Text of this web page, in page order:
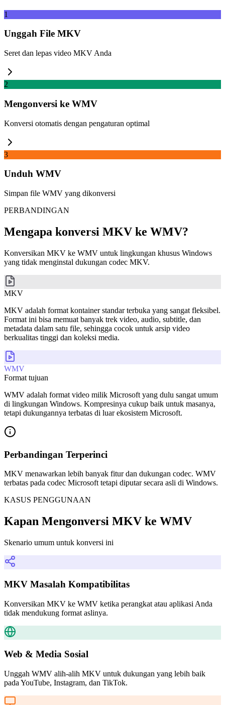
1
Unggah File MKV
Seret dan lepas video MKV Anda
2
Mengonversi ke WMV
Konversi otomatis dengan pengaturan optimal
3
Unduh WMV
Simpan file WMV yang dikonversi
PERBANDINGAN
Mengapa konversi MKV ke WMV?
Konversikan MKV ke WMV untuk lingkungan khusus Windows
yang tidak menginstal dukungan codec MKV.
MKV
MKV adalah format kontainer standar terbuka yang sangat fleksibel.
Format ini bisa memuat banyak trek video, audio, subtitle, dan
metadata dalam satu file, sehingga cocok untuk arsip video
berkualitas tinggi dan koleksi media.
WMV
Format tujuan
WMV adalah format video milik Microsoft yang dulu sangat umum
di lingkungan Windows. Kompresinya cukup baik untuk masanya,
tetapi dukungannya terbatas di luar ekosistem Microsoft.
Perbandingan Terperinci
MKV menawarkan lebih banyak fitur dan dukungan codec. WMV
terbatas pada codec Microsoft tetapi diputar secara asli di Windows.
KASUS PENGGUNAAN
Kapan Mengonversi MKV ke WMV
Skenario umum untuk konversi ini
MKV Masalah Kompatibilitas
Konversikan MKV ke WMV ketika perangkat atau aplikasi Anda
tidak mendukung format aslinya.
Web & Media Sosial
Unggah WMV alih-alih MKV untuk dukungan yang lebih baik
pada YouTube, Instagram, dan TikTok.